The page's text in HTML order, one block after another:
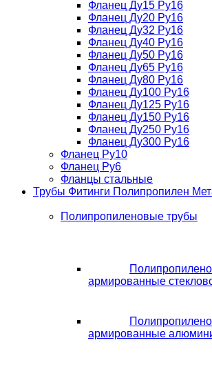
Фланец Ду15 Ру16
Фланец Ду20 Ру16
Фланец Ду32 Ру16
Фланец Ду40 Ру16
Фланец Ду50 Ру16
Фланец Ду65 Ру16
Фланец Ду80 Ру16
Фланец Ду100 Ру16
Фланец Ду125 Ру16
Фланец Ду150 Ру16
Фланец Ду250 Ру16
Фланец Ду300 Ру16
Фланец Ру10
Фланец Ру6
Фланцы стальные
Трубы Фитинги Полипропилен
Полипропиленовые трубы
армированные
армированные